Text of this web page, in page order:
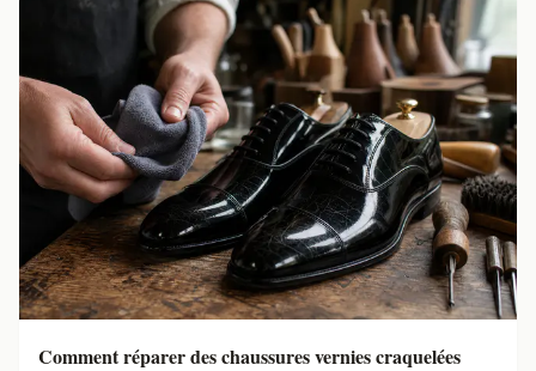
Comment réparer des chaussures vernies craquelées